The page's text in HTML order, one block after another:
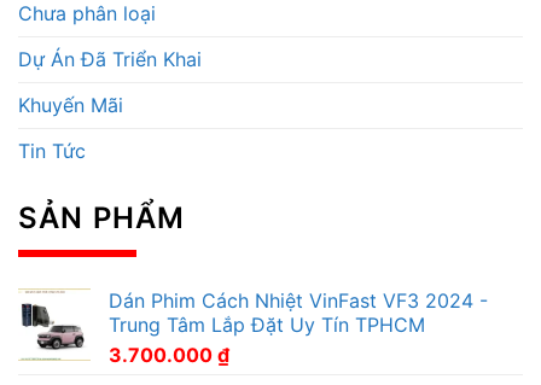
Chưa phân loại
Dự Án Đã Triển Khai
Khuyến Mãi
Tin Tức
SẢN PHẨM
Dán Phim Cách Nhiệt VinFast VF3 2024 -
Trung Tâm Lắp Đặt Uy Tín TPHCM
3.700.000 ₫